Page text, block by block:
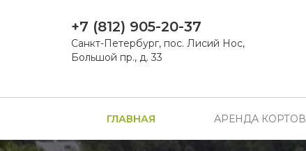
+7 (812) 905-20-37
Санкт-Петербург, пос. Лисий Нос,
Большой пр., д. 33
ГЛАВНАЯ АРЕНДА КОРТОВ